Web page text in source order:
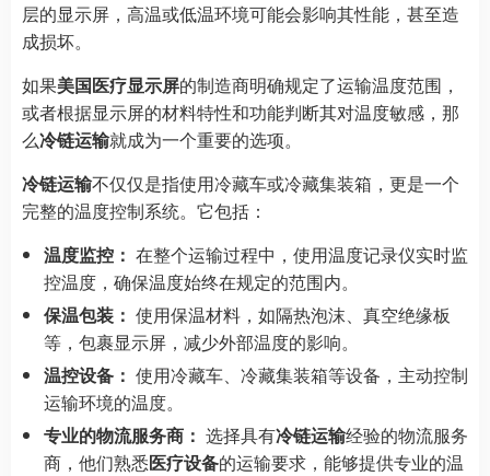
层的显示屏，高温或低温环境可能会影响其性能，甚至造
成损坏。
如果美国医疗显示屏的制造商明确规定了运输温度范围，
或者根据显示屏的材料特性和功能判断其对温度敏感，那
么冷链运输就成为一个重要的选项。
冷链运输不仅仅是指使用冷藏车或冷藏集装箱，更是一个
完整的温度控制系统。它包括：
温度监控： 在整个运输过程中，使用温度记录仪实时监
控温度，确保温度始终在规定的范围内。
保温包装： 使用保温材料，如隔热泡沫、真空绝缘板
等，包裹显示屏，减少外部温度的影响。
温控设备： 使用冷藏车、冷藏集装箱等设备，主动控制
运输环境的温度。
专业的物流服务商： 选择具有冷链运输经验的物流服务
商，他们熟悉医疗设备的运输要求，能够提供专业的温